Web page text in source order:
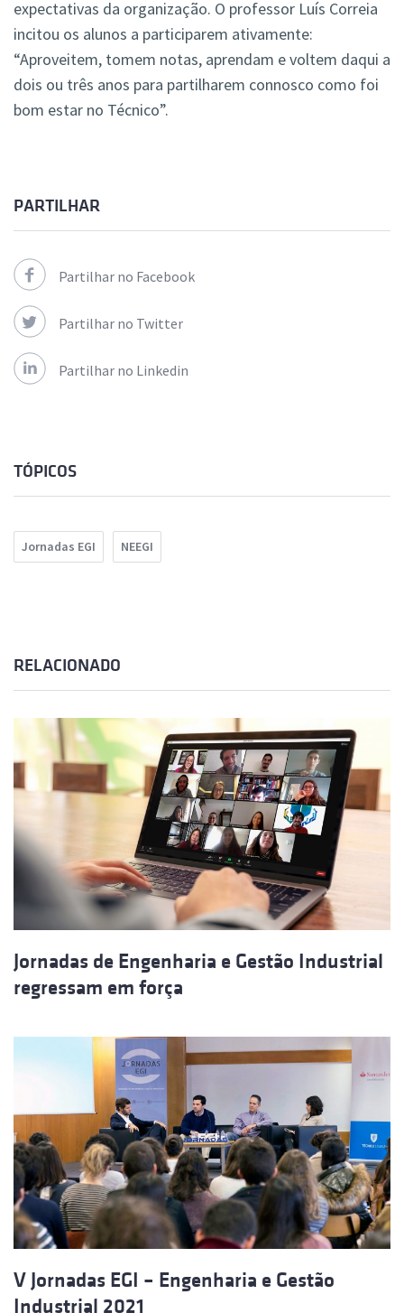
expectativas da organização. O professor Luís Correia
incitou os alunos a participarem ativamente:
“Aproveitem, tomem notas, aprendam e voltem daqui a
dois ou três anos para partilharem connosco como foi
bom estar no Técnico”.
PARTILHAR
Partilhar no Facebook
Partilhar no Twitter
Partilhar no Linkedin
TÓPICOS
Jornadas EGI NEEGI
RELACIONADO
Jornadas de Engenharia e Gestão Industrial
regressam em força
V Jornadas EGI – Engenharia e Gestão
Industrial 2021